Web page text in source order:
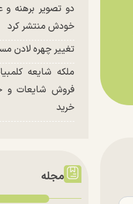
دو تصویر برهنه
خودش منتشر کرد
تغییر چهره لادن
فروش شایعات و
خرید
مجله